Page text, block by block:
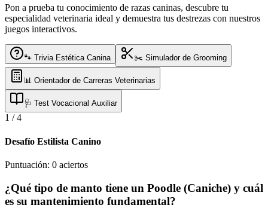
Pon a prueba tu conocimiento de razas caninas, descubre tu
especialidad veterinaria ideal y demuestra tus destrezas con nuestros
juegos interactivos.
🐾 Trivia Estética Canina ✂️ Simulador de Grooming
📊 Orientador de Carreras Veterinarias
🩺 Test Vocacional Auxiliar
1 /4
Desafío Estilista Canino
Puntuación: 0 aciertos
¿Qué tipo de manto tiene un Poodle (Caniche) y cuál
es su mantenimiento fundamental?